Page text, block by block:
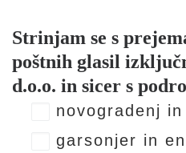
Strinjam se s
poštnih glasil
d.o.o. in sicer s
novogradenj
garsonjer in